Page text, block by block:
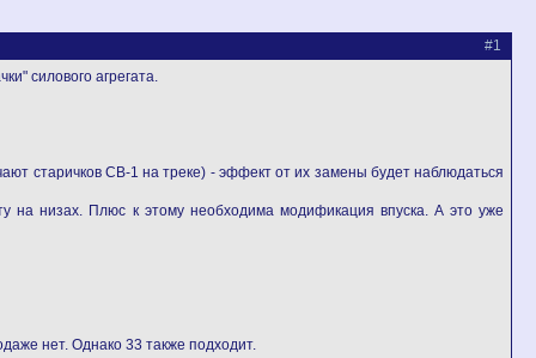
#1
силового агрегата.
старичков CB-1 на треке) - эффект от их замены будет наблюдаться
на низах. Плюс к этому необходима модификация впуска. А это уже
нет. Однако 33 также подходит.